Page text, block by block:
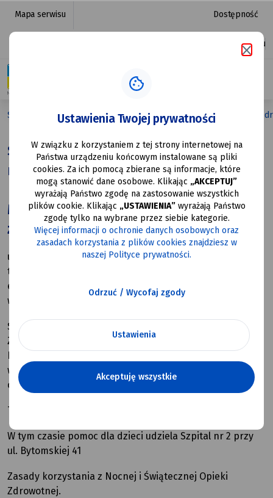
przejdź do nawigacji strony
przejdź do treści strony
przejdź do stopki strony
Szpitale
całodobowa
opieka
medyczna
Urząd
Miasta
Mysłowice
Mapa serwisu Dostępność
Ułatwienia dostępu
Platforma zakupowa
Strona główna Strefa Mieszkańca Zdrowie Placówki
Szpitale - całodobowa opieka
medyczna
Mysłowickie Centrum Zdrowia Sp.
z o.o.
ul. Mikołowska 1, 41-400 Mysłowice
tel.:(32) 317 44 00, 788 04 63
e-mail:
sekretariat@mcz.myslowice.pl
www:
http://www.mcz.myslowice.pl
Świadczenia z zakresu Nocnej i Świątecznej Opieki
Zdrowotnej dla osób dorosłych realizowane są w poradni
w godzinach od 18.00 do 8.00 w dni powszednie oraz
całodobowo 24/24 w soboty i dni świąteczne.
Tel.: 32 788 04 63
W tym czasie pomoc dla dzieci udziela Szpital nr 2 przy
ul. Bytomskiej 41
Zasady korzystania z Nocnej i Świątecznej Opieki
Zdrowotnej.
Ustawienia Twojej prywatności
W związku z korzystaniem z tej strony internetowej na
Państwa urządzeniu końcowym instalowane są pliki
cookies. Za ich pomocą zbierane są informacje, które
mogą stanowić dane osobowe. Klikając „AKCEPTUJ”
wyrażają Państwo zgodę na zastosowanie wszystkich
plików cookie. Klikając „USTAWIENIA”wyrażają Państwo
zgodę tylko na wybrane przez siebie kategorie.
Więcej informacji o ochronie danych osobowych oraz
zasadach korzystania z plików cookies znajdziesz w
naszej Polityce prywatności.
Odrzuć / Wycofaj zgody
Ustawienia
Akceptuję wszystkie